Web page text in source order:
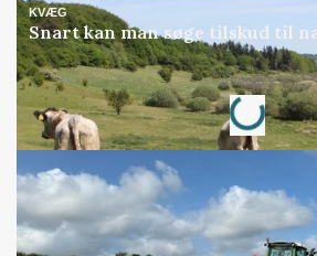
KVÆG
Snart kan man søge tilskud til
Annonce
Loading...